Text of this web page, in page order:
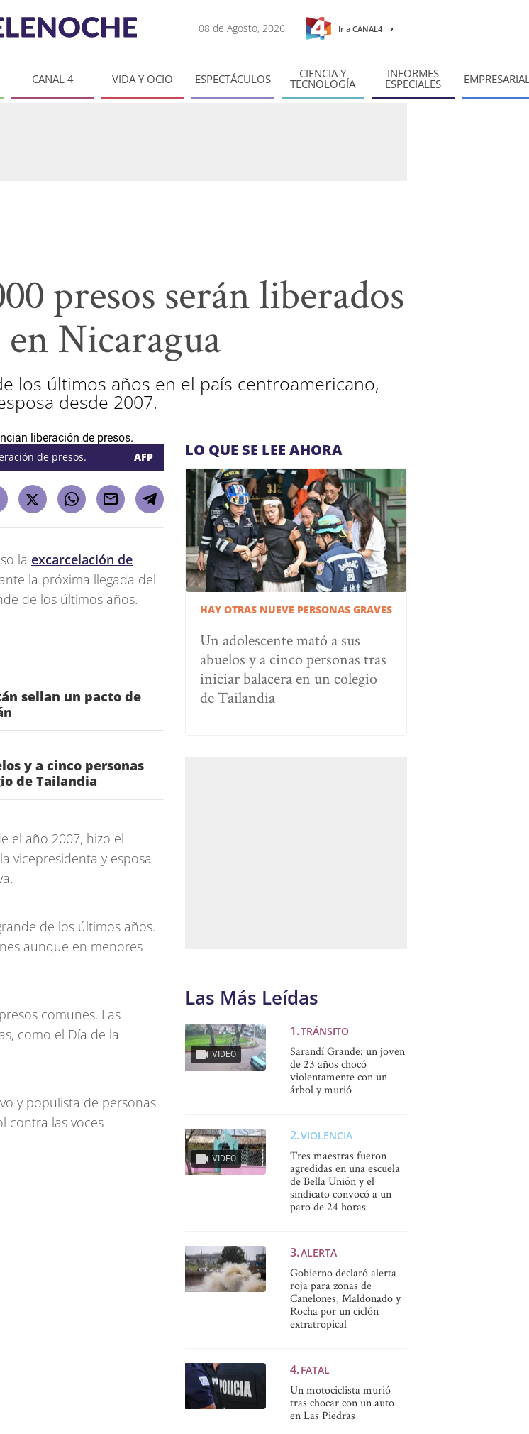
08 de Agosto, 2026 Ir a CANAL4
CANAL 4 VIDA Y OCIO ESPECTÁCULOS CIENCIA Y
TECNOLOGÍA
INFORMES
ESPECIALES
presos serán liberados
Nicaragua
los últimos años en el país centroamericano,
desde 2007.
de presos. AFP
la excarcelación de
la próxima llegada del
de los últimos años.
sellan un pacto de
y a cinco personas
de Tailandia
el año 2007, hizo el
vicepresidenta y esposa
de los últimos años.
aunque en menores
comunes. Las
como el Día de la
y populista de personas
contra las voces
LO QUE SE LEE AHORA
HAY OTRAS NUEVE PERSONAS GRAVES
Un adolescente mató a sus
abuelos y a cinco personas tras
iniciar balacera en un colegio
de Tailandia
Las Más Leídas
VIDEO
TRÁNSITO
Sarandí Grande: un joven
de 23 años chocó
violentamente con un
árbol y murió
VIDEO
VIOLENCIA
Tres maestras fueron
agredidas en una escuela
de Bella Unión y el
sindicato convocó a un
paro de 24 horas
ALERTA
Gobierno declaró alerta
roja para zonas de
Canelones, Maldonado y
Rocha por un ciclón
extratropical
FATAL
Un motociclista murió
tras chocar con un auto
en Las Piedras